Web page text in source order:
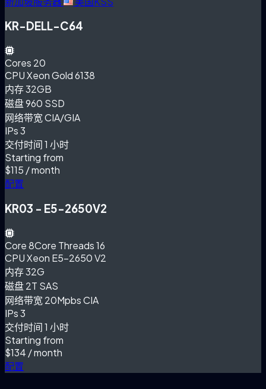
KR-DELL-C64
Cores 20
CPUXeon Gold 6138
内存32GB
磁盘960 SSD
网络带宽CIA/GIA
IPs3
交付时间1 小时
Starting from
$115 / month
配置
KR03 - E5-2650V2
Core8Core Threads 16
CPUXeon E5-2650 V2
内存32G
磁盘2T SAS
网络带宽20Mpbs CIA
IPs3
交付时间1 小时
Starting from
$134 / month
配置